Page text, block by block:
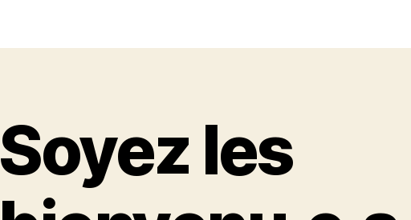
Soyez les